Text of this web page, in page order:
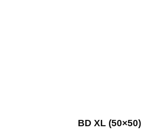
BD XL (50×50)